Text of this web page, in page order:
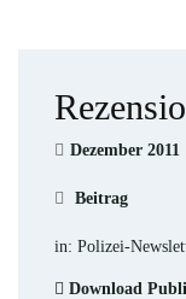
Dezember 2011
Beitrag
in: Polizei-
Download